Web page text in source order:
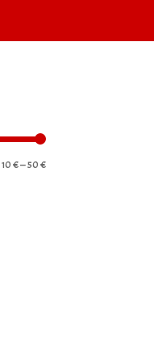
Precio
Precio
10 €—50 €